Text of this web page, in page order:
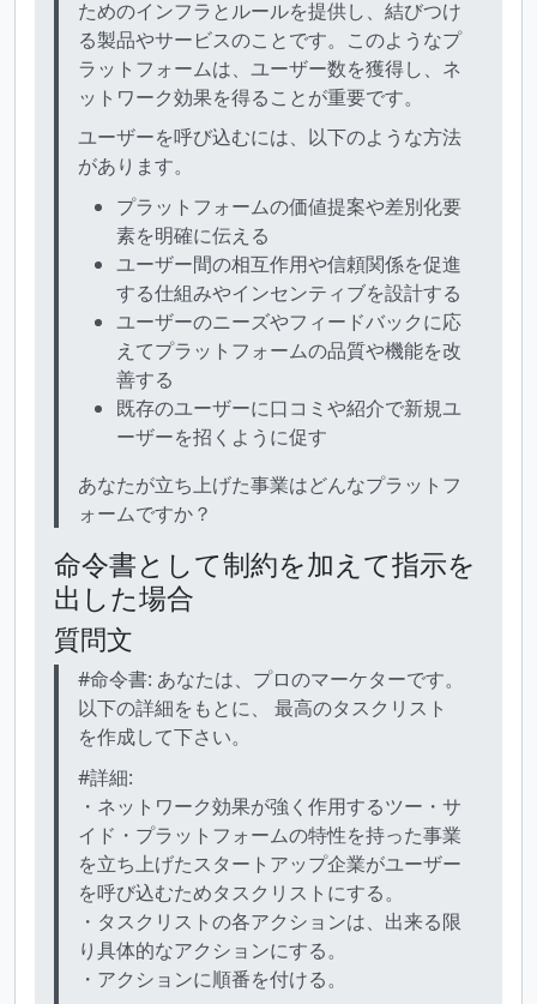
ためのインフラとルールを提供し、結びつけ
る製品やサービスのことです。このようなプ
ラットフォームは、ユーザー数を獲得し、ネ
ットワーク効果を得ることが重要です。
ユーザーを呼び込むには、以下のような方法
があります。
プラットフォームの価値提案や差別化要
素を明確に伝える
ユーザー間の相互作用や信頼関係を促進
する仕組みやインセンティブを設計する
ユーザーのニーズやフィードバックに応
えてプラットフォームの品質や機能を改
善する
既存のユーザーに口コミや紹介で新規ユ
ーザーを招くように促す
あなたが立ち上げた事業はどんなプラットフ
ォームですか？
命令書として制約を加えて指示を
出した場合
質問文
#命令書: あなたは、プロのマーケターです。
以下の詳細をもとに、 最高のタスクリスト
を作成して下さい。
#詳細:
・ネットワーク効果が強く作用するツー・サ
イド・プラットフォームの特性を持った事業
を立ち上げたスタートアップ企業がユーザー
を呼び込むためタスクリストにする。
・タスクリストの各アクションは、出来る限
り具体的なアクションにする。
・アクションに順番を付ける。